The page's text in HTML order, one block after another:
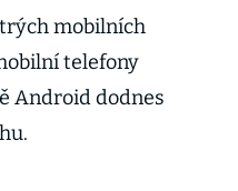
mobilních
telefony
Android dodnes